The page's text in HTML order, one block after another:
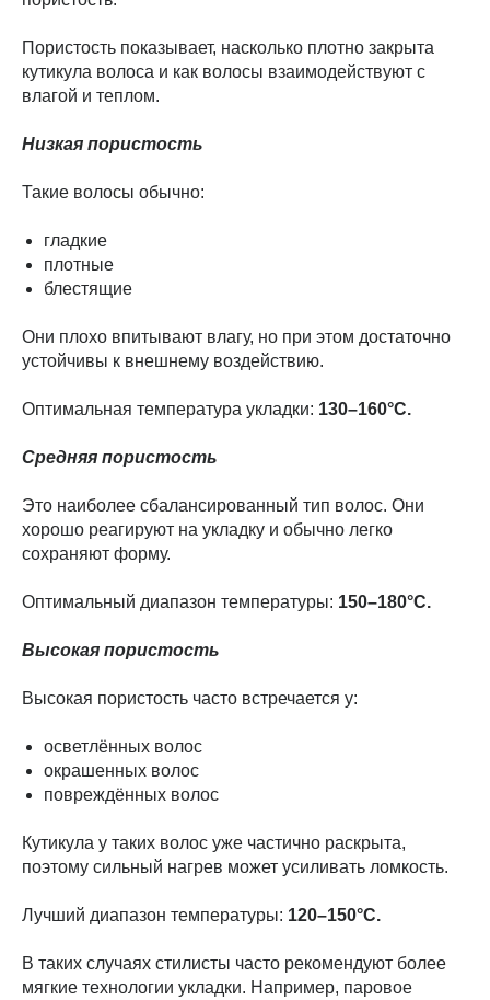
Пористость показывает, насколько плотно закрыта
кутикула волоса и как волосы взаимодействуют с
влагой и теплом.
Низкая пористость
Такие волосы обычно:
гладкие
плотные
блестящие
Они плохо впитывают влагу, но при этом достаточно
устойчивы к внешнему воздействию.
Оптимальная температура укладки: 130–160°C.
Средняя пористость
Это наиболее сбалансированный тип волос. Они
хорошо реагируют на укладку и обычно легко
сохраняют форму.
Оптимальный диапазон температуры: 150–180°C.
Высокая пористость
Высокая пористость часто встречается у:
осветлённых волос
окрашенных волос
повреждённых волос
Кутикула у таких волос уже частично раскрыта,
поэтому сильный нагрев может усиливать ломкость.
Лучший диапазон температуры: 120–150°C.
В таких случаях стилисты часто рекомендуют более
мягкие технологии укладки. Например, паровое